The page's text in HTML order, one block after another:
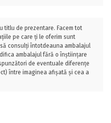
titlu de prezentare. Facem tot
pe care ți le oferim sunt
consulți întotdeauna ambalajul
ambalajul fără o înștiințare
de eventuale diferențe
între imaginea afișată și cea a